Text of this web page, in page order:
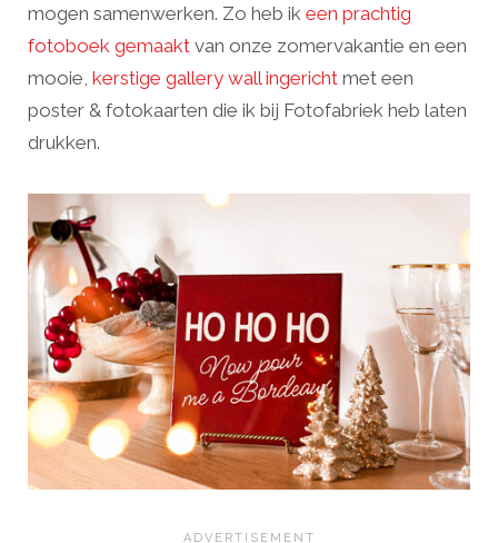
mogen samenwerken. Zo heb ik een prachtig
fotoboek gemaakt van onze zomervakantie en een
mooie, kerstige gallery wall ingericht met een
poster & fotokaarten die ik bij Fotofabriek heb laten
drukken.